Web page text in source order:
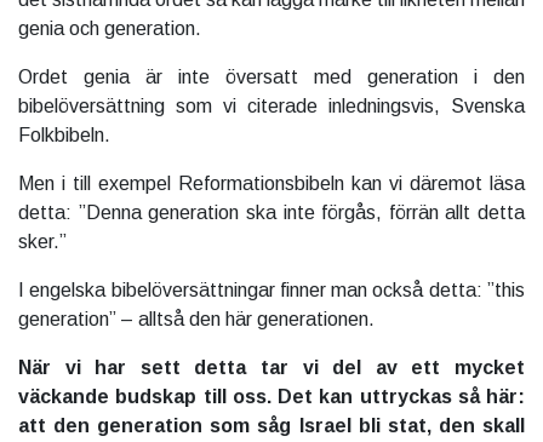
genia och generation.
Ordet genia är inte översatt med generation i den
bibelöversättning som vi citerade inledningsvis, Svenska
Folkbibeln.
Men i till exempel Reformationsbibeln kan vi däremot läsa
detta: ”Denna generation ska inte förgås, förrän allt detta
sker.”
I engelska bibelöversättningar finner man också detta: ”this
generation” – alltså den här generationen.
När vi har sett detta tar vi del av ett mycket
väckande budskap till oss. Det kan uttryckas så här:
att den generation som såg Israel bli stat, den skall